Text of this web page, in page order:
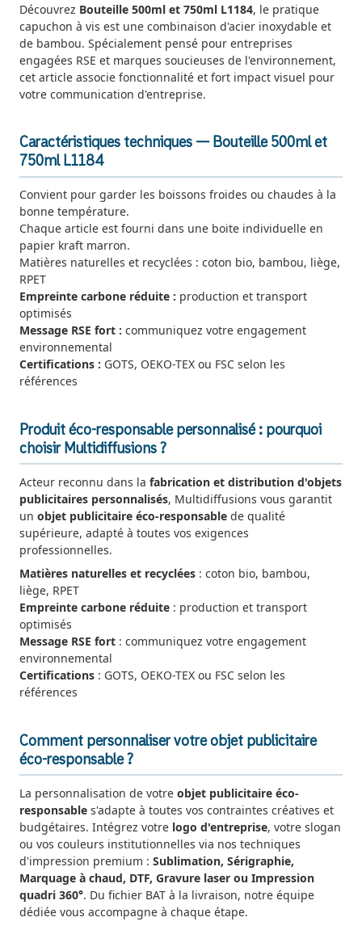
Découvrez Bouteille 500ml et 750ml L1184, le pratique
capuchon à vis est une combinaison d'acier inoxydable et
de bambou. Spécialement pensé pour entreprises
engagées RSE et marques soucieuses de l'environnement,
cet article associe fonctionnalité et fort impact visuel pour
votre communication d'entreprise.
Caractéristiques techniques — Bouteille 500ml et
750ml L1184
Convient pour garder les boissons froides ou chaudes à la
bonne température.
Chaque article est fourni dans une boite individuelle en
papier kraft marron.
Matières naturelles et recyclées : coton bio, bambou, liège,
RPET
Empreinte carbone réduite : production et transport
optimisés
Message RSE fort : communiquez votre engagement
environnemental
Certifications : GOTS, OEKO-TEX ou FSC selon les
références
Produit éco-responsable personnalisé : pourquoi
choisir Multidiffusions ?
Acteur reconnu dans la fabrication et distribution d'objets
publicitaires personnalisés, Multidiffusions vous garantit
un objet publicitaire éco-responsable de qualité
supérieure, adapté à toutes vos exigences
professionnelles.
Matières naturelles et recyclées : coton bio, bambou,
liège, RPET
Empreinte carbone réduite : production et transport
optimisés
Message RSE fort : communiquez votre engagement
environnemental
Certifications : GOTS, OEKO-TEX ou FSC selon les
références
Comment personnaliser votre objet publicitaire
éco-responsable ?
La personnalisation de votre objet publicitaire éco-
responsable s'adapte à toutes vos contraintes créatives et
budgétaires. Intégrez votre logo d'entreprise, votre slogan
ou vos couleurs institutionnelles via nos techniques
d'impression premium : Sublimation, Sérigraphie,
Marquage à chaud, DTF, Gravure laser ou Impression
quadri 360°. Du fichier BAT à la livraison, notre équipe
dédiée vous accompagne à chaque étape.